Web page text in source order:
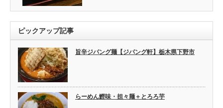
ピックアップ記事
旨辛ジパング麺【ジパング軒】栃木県下野市
らーめん鰹味・担々麺＋とろろ芋